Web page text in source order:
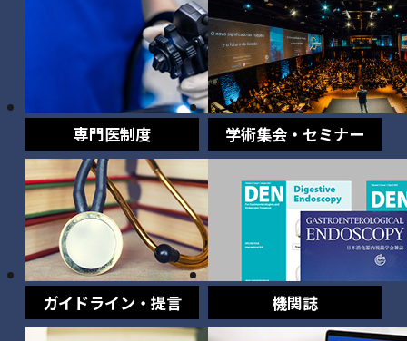
専門医制度 学術集会・セミナー
ガイドライン・提言 機関誌